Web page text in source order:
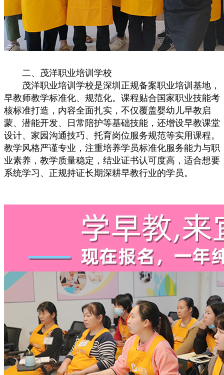
二、茂洋职业培训学校
茂洋职业培训学校是深圳正规备案职业培训基地，
早教师教学标准化、规范化。课程贴合国家职业技能考
核标准打造，内容全面扎实，不仅覆盖婴幼儿早教启
蒙、潜能开发、日常陪护等基础技能，还增设早教课堂
设计、家园沟通技巧、托育岗位服务规范等实用课程。
教学风格严谨专业，注重培养学员标准化服务能力与职
业素养，教学质量稳定，结业证书认可度高，适合想要
系统学习、正规持证长期深耕早教行业的学员。